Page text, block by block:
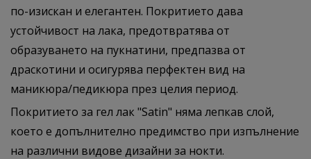
по-изискан и елегантен. Покритието дава
устойчивост на лака, предотвратява от
образуването на пукнатини, предпазва от
драскотини и осигурява перфектен вид на
маникюра/педикюра през целия период.
Покритието за гел лак "Satin" няма лепкав слой,
което е допълнително предимство при изпълнение
на различни видове дизайни за нокти.